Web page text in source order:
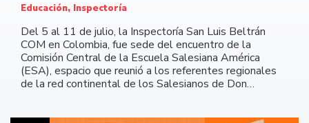
Educación, Inspectoría
Del 5 al 11 de julio, la Inspectoría San Luis Beltrán
COM en Colombia, fue sede del encuentro de la
Comisión Central de la Escuela Salesiana América
(ESA), espacio que reunió a los referentes regionales
de la red continental de los Salesianos de Don…